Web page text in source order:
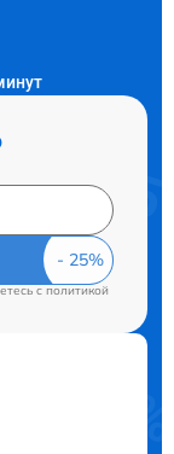
cполитикой